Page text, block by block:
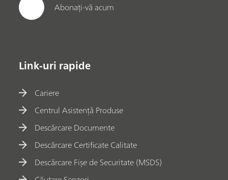
Abonați-vă acum
Link-uri rapide
Cariere
Centrul Asistență Produse
Descărcare Documente
Descărcare Certificate Calitate
Descărcare Fișe de Securitate (MSDS)